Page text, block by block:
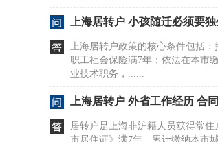
上海居转户 小孩随迁必须要
上海居转户政策的核心条件包括
职工社会保险满7年；依法在本市
业技术职务，......
上海居转户 外省工作经历 合
居转户是上海非沪籍人员获得常
市居住证》满7年、累计缴纳本市